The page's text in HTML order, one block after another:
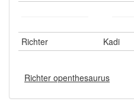
Richter Kadi
Richter openthesaurus